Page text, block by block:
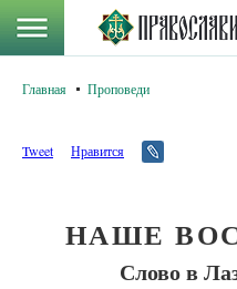
Главная Проповеди
Tweet Нравится
НАШЕ
Слово в